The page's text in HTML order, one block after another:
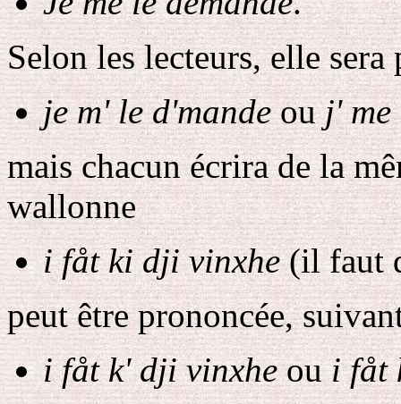
Selon les lecteurs, elle sera
je m' le d'mandeouj' me
mais chacun écrira de la
wallonne
i fåt ki dji vinxhe(il faut
peut être prononcée,
i fåt k' dji vinxheoui fåt